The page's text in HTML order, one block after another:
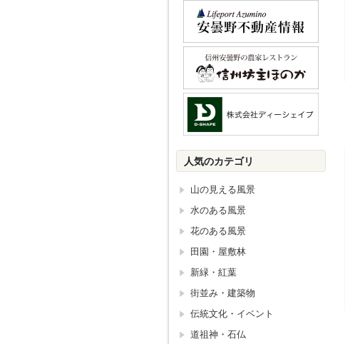
人気のカテゴリ
山の見える風景
水のある風景
花のある風景
田園・屋敷林
新緑・紅葉
街並み・建築物
伝統文化・イベント
道祖神・石仏